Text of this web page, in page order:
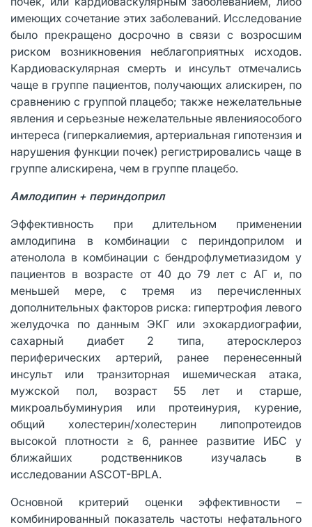
имеющих сочетание этих заболеваний. Исследование
было прекращено досрочно в связи с возросшим
риском возникновения неблагоприятных исходов.
Кардиоваскулярная смерть и инсульт отмечались
чаще в группе пациентов, получающих алискирен, по
сравнению с группой плацебо; также нежелательные
явления и серьезные нежелательные явленияособого
интереса (гиперкалиемия, артериальная гипотензия и
нарушения функции почек) регистрировались чаще в
группе алискирена, чем в группе плацебо.
Амлодипин + периндоприл
Эффективность при длительном применении
амлодипина в комбинации с периндоприлом и
атенолола в комбинации с бендрофлуметиазидом у
пациентов в возрасте от 40 до 79 лет с АГ и, по
меньшей мере, с тремя из перечисленных
дополнительных факторов риска: гипертрофия левого
желудочка по данным ЭКГ или эхокардиографии,
сахарный диабет 2 типа, атеросклероз
периферических артерий, ранее перенесенный
инсульт или транзиторная ишемическая атака,
мужской пол, возраст 55 лет и старше,
микроальбуминурия или протеинурия, курение,
общий холестерин/холестерин липопротеидов
высокой плотности ≥ 6, раннее развитие ИБС у
ближайших родственников изучалась в
исследовании ASCOT-BPLA.
Основной критерий оценки эффективности –
комбинированный показатель частоты нефатального